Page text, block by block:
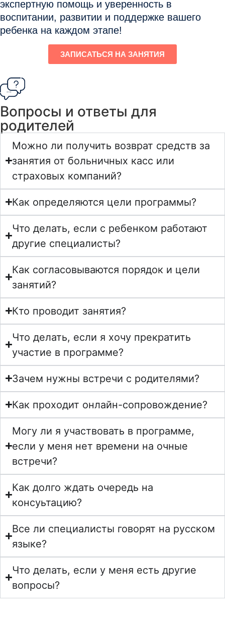
экспертную помощь и уверенность в
воспитании, развитии и поддержке вашего
ребенка на каждом этапе!
ЗАПИСАТЬСЯ НА ЗАНЯТИЯ
Вопросы и ответы для
родителей
Можно ли получить возврат средств за
занятия от больничных касс или
страховых компаний?
Как определяются цели программы?
Что делать, если с ребенком работают
другие специалисты?
Как согласовываются порядок и цели
занятий?
Кто проводит занятия?
Что делать, если я хочу прекратить
участие в программе?
Зачем нужны встречи с родителями?
Как проходит онлайн-сопровождение?
Могу ли я участвовать в программе,
если у меня нет времени на очные
встречи?
Как долго ждать очередь на
консуьтацию?
Все ли специалисты говорят на русском
языке?
Что делать, если у меня есть другие
вопросы?